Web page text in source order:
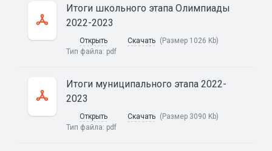
Итоги школьного этапа Олимпиады
2022-2023
Открыть Скачать (Размер 1026 Kb)
Тип файла: pdf
Итоги муниципального этапа 2022-
2023
Открыть Скачать (Размер 3090 Kb)
Тип файла: pdf